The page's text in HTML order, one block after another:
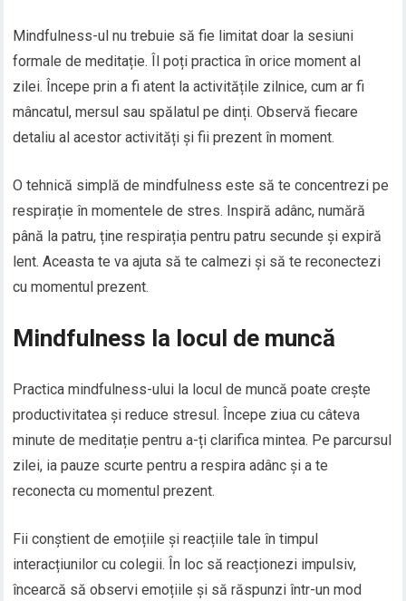
Mindfulness-ul nu trebuie să fie limitat doar la sesiuni
formale de meditație. Îl poți practica în orice moment al
zilei. Începe prin a fi atent la activitățile zilnice, cum ar fi
mâncatul, mersul sau spălatul pe dinți. Observă fiecare
detaliu al acestor activități și fii prezent în moment.
O tehnică simplă de mindfulness este să te concentrezi pe
respirație în momentele de stres. Inspiră adânc, numără
până la patru, ține respirația pentru patru secunde și expiră
lent. Aceasta te va ajuta să te calmezi și să te reconectezi
cu momentul prezent.
Mindfulness la locul de muncă
Practica mindfulness-ului la locul de muncă poate crește
productivitatea și reduce stresul. Începe ziua cu câteva
minute de meditație pentru a-ți clarifica mintea. Pe parcursul
zilei, ia pauze scurte pentru a respira adânc și a te
reconecta cu momentul prezent.
Fii conștient de emoțiile și reacțiile tale în timpul
interacțiunilor cu colegii. În loc să reacționezi impulsiv,
încearcă să observi emoțiile și să răspunzi într-un mod